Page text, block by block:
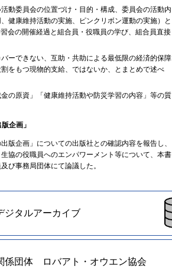
動委員会の位置づけ・目的・構成、委員会の活動内
健康維持活動の実施、ピンクリボン運動の実施）と
会の開催経過と組合員・役職員の学び、組合員直接
ーできない、互助・共助による最低限の経済的保障
をもつ現物的支給、ではないか、とまとめで述べ
の原資」「健康維持活動や防災学習の内容」等の質
企画」
版企画」についての出版社との確認内容を報告し、
協の役職員へのエンパワーメント等について、本書
び事務局団体にて論議した。
ジタルアーカイブ
係団体 ロバアト・オウエン協会